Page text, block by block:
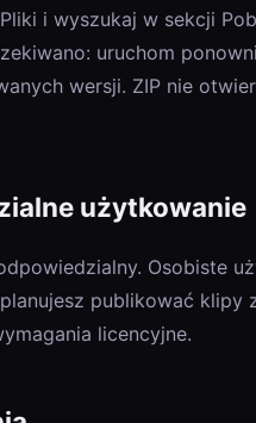
i wyszukaj w sekcji
uruchom
wersji. ZIP nie
użytkowanie
Osobiste
publikować klipy
licencyjne.